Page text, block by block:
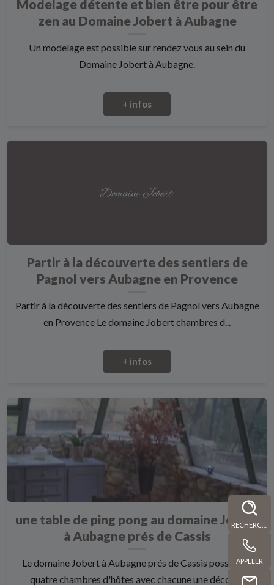
APPELER
Modelage détente et bien être pour être
zen au Domaine Jobert à Aubagne
Un modelage est possible sur rendez vous au sein du
Domaine Jobert à Aubagne.
+ infos
Partir à la découverte des sentiers de
Pagnol vers Aubagne en Provence
Partir à la découverte des sentiers de Pagnol vers Aubagne
en Provence Le domaine Jobert chambres d...
+ infos
une table de ping pong au domaine Jobert
à Aubagne prés de Cassis
Le domaine Jobert à Aubagne prés de Cassis possédant
quatre chambres d'hôtes avec chacune une décora...